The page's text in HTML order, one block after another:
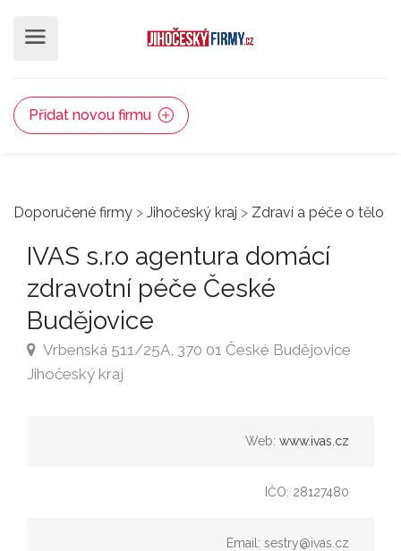
Přidat novou firmu
Doporučené firmy > Jihočeský kraj > Zdraví a péče o tělo
IVAS s.r.o agentura domácí
zdravotní péče České
Budějovice
Vrbenská 511/25A, 370 01 České Budějovice
Jihočeský kraj
Web: www.ivas.cz
IČO: 28127480
Email: sestry@ivas.cz